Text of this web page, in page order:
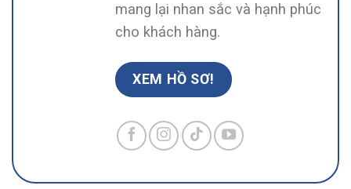
mang lại nhan sắc và hạnh phúc
cho khách hàng.
XEM HỒ SƠ!